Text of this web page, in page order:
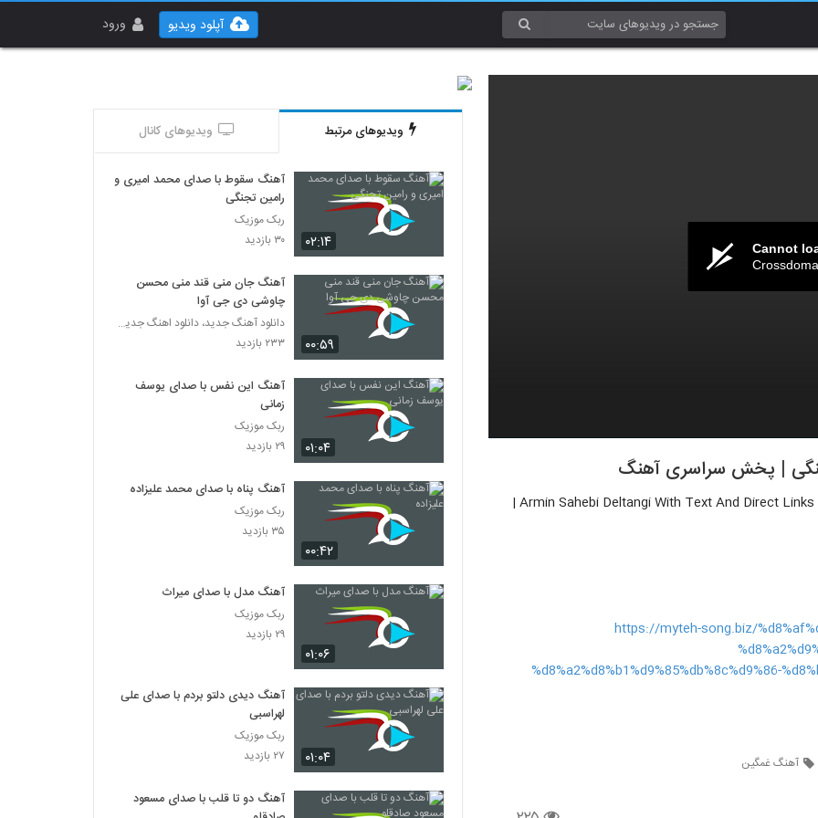
ورود آپلود ویدیو
Cannot
| پخش سراسری آهنگ
دانلود آهنگ جدید آرمین صاحبی به نام دلتنگی | Armin Sahebi Deltangi With Text And Direct Links In TehSong |
https://myteh-song.biz/
%d8%a2%d8%b1%d9%85%db%8c%d9%86-
آهنگ غمگین
ویدیوهای مرتبط ویدیوهای کانال
۰۲:۱۴
آهنگ سقوط با صدای محمد امیری و
رامین تجنگی
ربک موزیک
۳۰ بازدید
۰۰:۵۹
آهنگ جان منی قند منی محسن
چاوشی دی جی آوا
دانلود آهنگ جدید، دانلود اهنگ جدید ایرانی
۲۳۳ بازدید
۰۱:۰۴
آهنگ این نفس با صدای یوسف
زمانی
ربک موزیک
۲۹ بازدید
۰۰:۴۲
آهنگ پناه با صدای محمد علیزاده
ربک موزیک
۳۵ بازدید
۰۱:۰۶
آهنگ مدل با صدای میراث
ربک موزیک
۲۹ بازدید
۰۱:۰۴
آهنگ دیدی دلتو بردم با صدای علی
لهراسبی
ربک موزیک
۲۷ بازدید
آهنگ دو تا قلب با صدای مسعود